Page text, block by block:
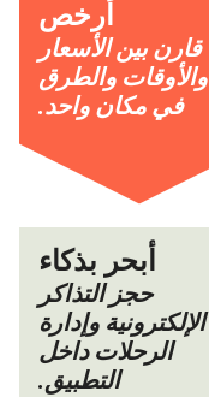
أرخص
قارن بين الأسعار
والأوقات والطرق
في مكان واحد.
أبحر بذكاء
حجز التذاكر
الإلكترونية وإدارة
الرحلات داخل
التطبيق.